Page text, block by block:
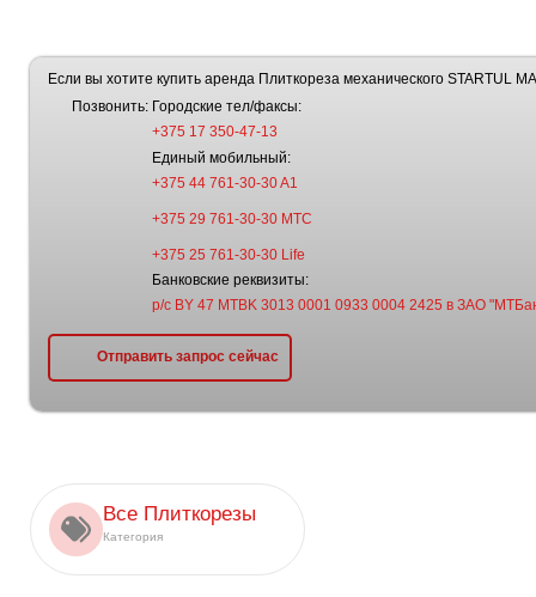
Если вы хотите купить аренда Плиткореза механического STARTUL
Позвонить: Городские тел/факсы:
+375 17 350-47-13
Единый мобильный:
+375 44 761-30-30 A1
+375 29 761-30-30 МТС
+375 25 761-30-30 Life
Банковские реквизиты:
р/с BY 47 MTBK 3013 0001 0933 0004 2425 в ЗАО
Отправить запрос сейчас
Все Плиткорезы
Категория